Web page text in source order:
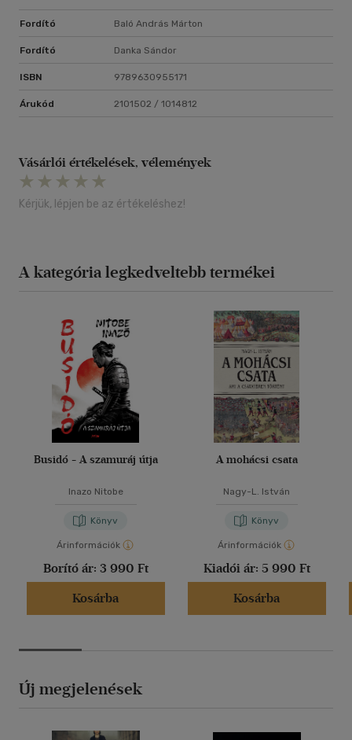
Fordító Baló András Márton
Fordító Danka Sándor
ISBN 9789630955171
Árukód 2101502 / 1014812
Vásárlói értékelések, vélemények
Kérjük, lépjen be az értékeléshez!
A kategória legkedveltebb termékei
Busidó - A szamuráj útja
Inazo Nitobe
Könyv
Árinformációk
Borító ár: 3 990 Ft
Kosárba
A mohácsi csata
Nagy-L. István
Könyv
Árinformációk
Kiadói ár: 5 990 Ft
Kosárba
Új megjelenések